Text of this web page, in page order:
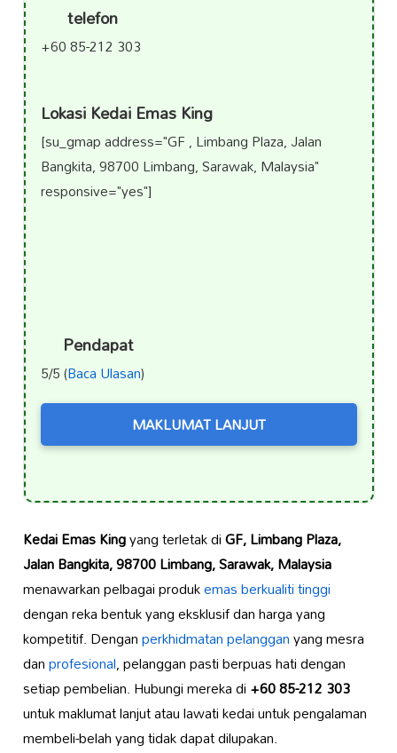
telefon
+60 85-212 303
Lokasi Kedai Emas King
[su_gmap address="GF , Limbang Plaza, Jalan
Bangkita, 98700 Limbang, Sarawak, Malaysia"
responsive="yes"]
Pendapat
5/5 (Baca Ulasan)
MAKLUMAT LANJUT
Kedai Emas Kingyang terletak diGF, Limbang Plaza,
Jalan Bangkita, 98700 Limbang, Sarawak, Malaysia
menawarkan pelbagai produkemas berkualiti tinggi
dengan reka bentuk yang eksklusif dan harga yang
kompetitif. Denganperkhidmatan pelangganyang mesra
danprofesional, pelanggan pasti berpuas hati dengan
setiap pembelian. Hubungi mereka di+60 85-212 303
untuk maklumat lanjut atau lawati kedai untuk pengalaman
membeli-belah yang tidak dapat dilupakan.